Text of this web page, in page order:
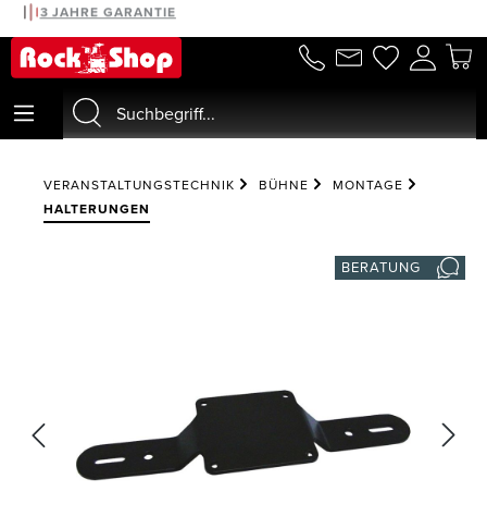
springen
3 JAHRE GARANTIE
VERANSTALTUNGSTECHNIK BÜHNE
MONTAGE
HALTERUNGEN
BERATUNG